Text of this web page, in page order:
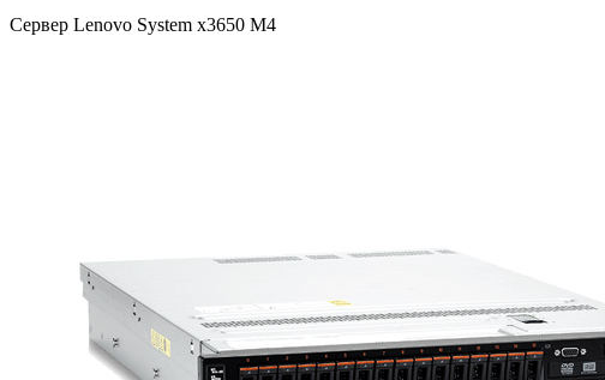
Сервер Lenovo System x3650 M4